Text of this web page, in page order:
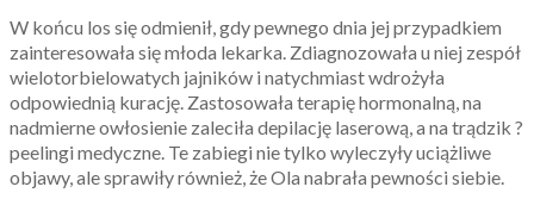
W końcu los się odmienił, gdy pewnego dnia jej przypadkiem
zainteresowała się młoda lekarka. Zdiagnozowała u niej zespół
wielotorbielowatych jajników i natychmiast wdrożyła
odpowiednią kurację. Zastosowała terapię hormonalną, na
nadmierne owłosienie zaleciła depilację laserową, a na trądzik ?
peelingi medyczne. Te zabiegi nie tylko wyleczyły uciążliwe
objawy, ale sprawiły również, że Ola nabrała pewności siebie.